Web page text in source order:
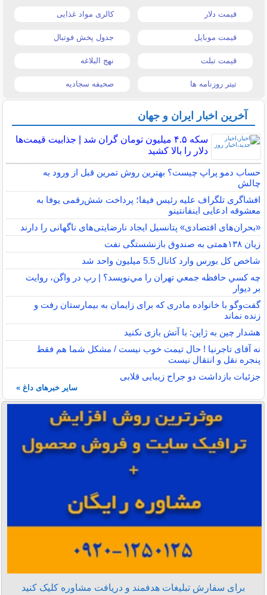
قیمت دلار کالری مواد غذایی
قیمت موبایل جدول پخش فوتبال
قیمت تبلت نهج البلاغه
تیتر روزنامه ها صحیفه سجادیه
آخرین اخبار ایران و جهان
سکه ۴.۵ میلیون تومان گران شد | جذابیت قیمت‌ها
دلار را بالا کشید
حساب دمو پراپ چیست؟ بهترین روش تمرین قبل از ورود به
چالش
افشاگری تلگراف علیه رئیس فیفا؛ پرداخت شش‌رقمی یوفا به
معشوقه ادعایی اینفانتینو
«بحران‌های اقتصادی» پتانسیل ایجاد نارضایتی‌های ناگهانی را دارند
زیان ۱۳۸همتی به صندوق بازنشستگی نفت
شاخص کل بورس وارد کانال 5.5 میلیون واحد شد
چه كسي حافظه جمعي تهران را مي‌نويسد؟ | رپ در واگن، روايت
بر ديوار
گفت‌وگو با خانواده مادری که برای زایمان به بیمارستان رفت و
زنده نماند
هشدار چین به ژاپن: با آتش بازی نکنید
نه آقای تاجرنیا ! حال تیمت خوب نیست / مشکل شما هم فقط
پنجره نقل و انتقال نیست
جزئیات بازداشت دو جراح زیبایی قلابی
سایر خبرهای داغ »
برای سفارش تبلیغات هدفمند و دریافت مشاوره کلیک کنید